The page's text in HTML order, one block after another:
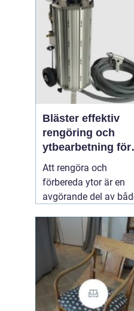
sker långt frå...
Bläster effektiv
rengöring och
ytbearbetning för
proffs och
hantverkare
Att rengöra och
förbereda ytor är en
avgörande del av
renovering. Färg, rost,
smuts och gamla
beläggningar gör att
material åldras
och försämrar
slutresultatet vid